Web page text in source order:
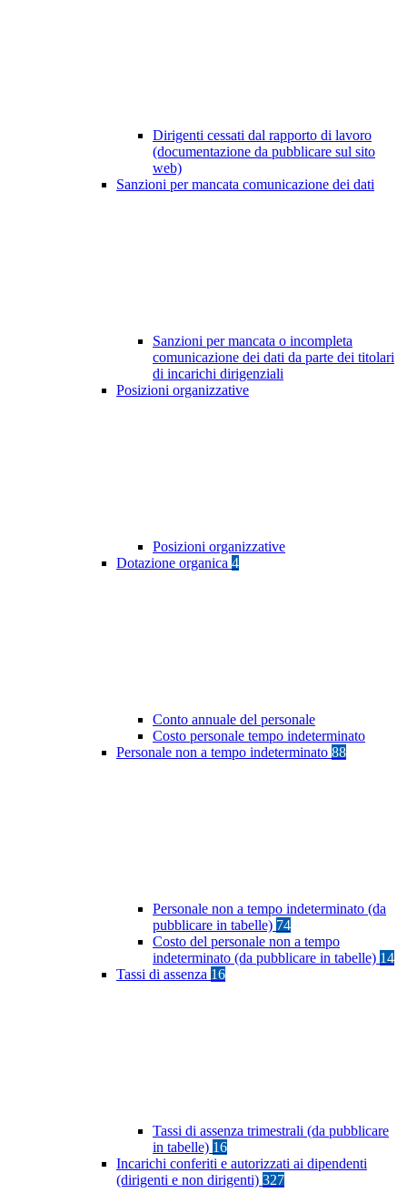
Dirigenti cessati dal rapporto di lavoro
(documentazione da pubblicare sul sito
web)
Sanzioni per mancata comunicazione dei dati
Sanzioni per mancata o incompleta
comunicazione dei dati da parte dei titolari
di incarichi dirigenziali
Posizioni organizzative
Posizioni organizzative
Dotazione organica 4
Conto annuale del personale
Costo personale tempo indeterminato
Personale non a tempo indeterminato 88
Personale non a tempo indeterminato (da
pubblicare in tabelle) 74
Costo del personale non a tempo
indeterminato (da pubblicare in tabelle) 14
Tassi di assenza 16
Tassi di assenza trimestrali (da pubblicare
in tabelle) 16
Incarichi conferiti e autorizzati ai dipendenti
(dirigenti e non dirigenti) 327